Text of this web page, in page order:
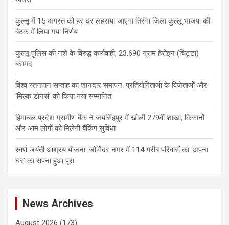
कुल्लू में 15 अगस्त को हर घर लहराया जाएगा तिरंगा जिला कुल्लू भाजपा की
बैठक में लिया गया निर्णय
कुल्लू पुलिस की नशे के विरुद्ध कार्यवाही, 23.690 ग्राम हेरोइन (चिट्टा)
बरामद
विश्व स्तनपान सप्ताह का शानदार समापन: प्रतियोगिताओं के विजेताओं और
‘मिल्क डोनर्स’ को किया गया सम्मानित
हिमाचल प्रदेश ग्रामीण बैंक ने जयसिंहपुर में खोली 279वीं शाखा, किसानों
और आम लोगों को मिलेगी बैंकिंग सुविधा
स्वर्ण जयंती आश्रय योजना: जोगिंदर नगर में 114 गरीब परिवारों का ‘अपना
घर’ का सपना हुआ पूरा
News Archives
August 2026 (173)